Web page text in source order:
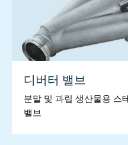
디버터 밸브
분말 및 과립 생산물용 스
밸브